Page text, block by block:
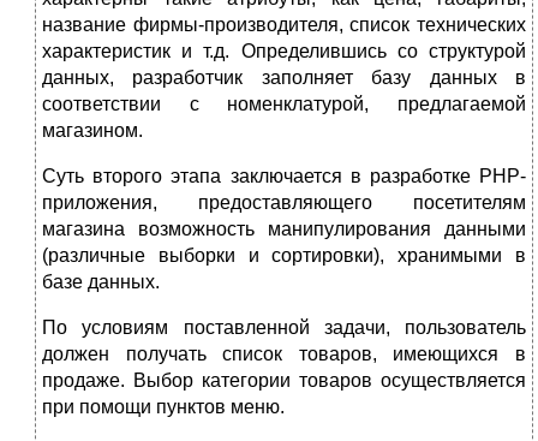
название фирмы-производителя, список технических
характеристик и т.д. Определившись со структурой
данных, разработчик заполняет базу данных в
соответствии с номенклатурой, предлагаемой
магазином.
Суть второго этапа заключается в разработке PHP-
приложения, предоставляющего посетителям
магазина возможность манипулирования данными
(различные выборки и сортировки), хранимыми в
базе данных.
По условиям поставленной задачи, пользователь
должен получать список товаров, имеющихся в
продаже. Выбор категории товаров осуществляется
при помощи пунктов меню.